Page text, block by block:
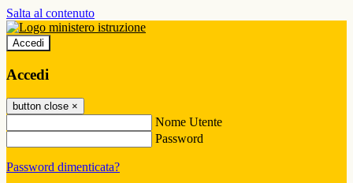
Salta al contenuto
Accedi
Accedi
button close ×
Nome Utente
Password
Password dimenticata?